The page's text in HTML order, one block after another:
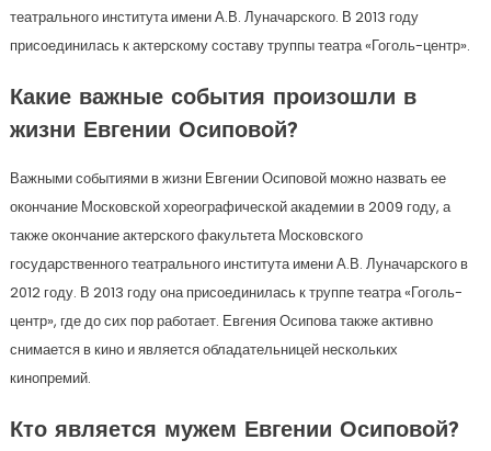
театрального института имени А.В. Луначарского. В 2013 году
присоединилась к актерскому составу труппы театра «Гоголь-центр».
Какие важные события произошли в
жизни Евгении Осиповой?
Важными событиями в жизни Евгении Осиповой можно назвать ее
окончание Московской хореографической академии в 2009 году, а
также окончание актерского факультета Московского
государственного театрального института имени А.В. Луначарского в
2012 году. В 2013 году она присоединилась к труппе театра «Гоголь-
центр», где до сих пор работает. Евгения Осипова также активно
снимается в кино и является обладательницей нескольких
кинопремий.
Кто является мужем Евгении Осиповой?